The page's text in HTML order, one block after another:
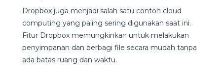
Dropbox juga menjadi salah satu contoh cloud
computing yang paling sering digunakan saat ini.
Fitur Dropbox memungkinkan untuk melakukan
penyimpanan dan berbagi file secara mudah tanpa
ada batas ruang dan waktu.